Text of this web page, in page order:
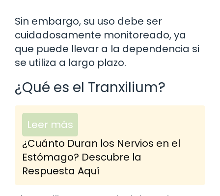
Sin embargo, su uso debe ser
cuidadosamente monitoreado, ya
que puede llevar a la dependencia si
se utiliza a largo plazo.
¿Qué es el Tranxilium?
Leer más
¿Cuánto Duran los Nervios en el
Estómago? Descubre la
Respuesta Aquí